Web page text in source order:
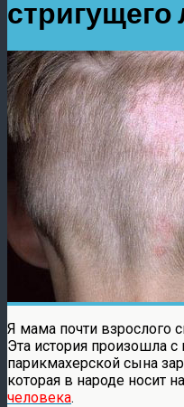
стригущего
Я мама почти взрослого
Эта история произошла с
парикмахерской сына
которая в народе носит
человека.